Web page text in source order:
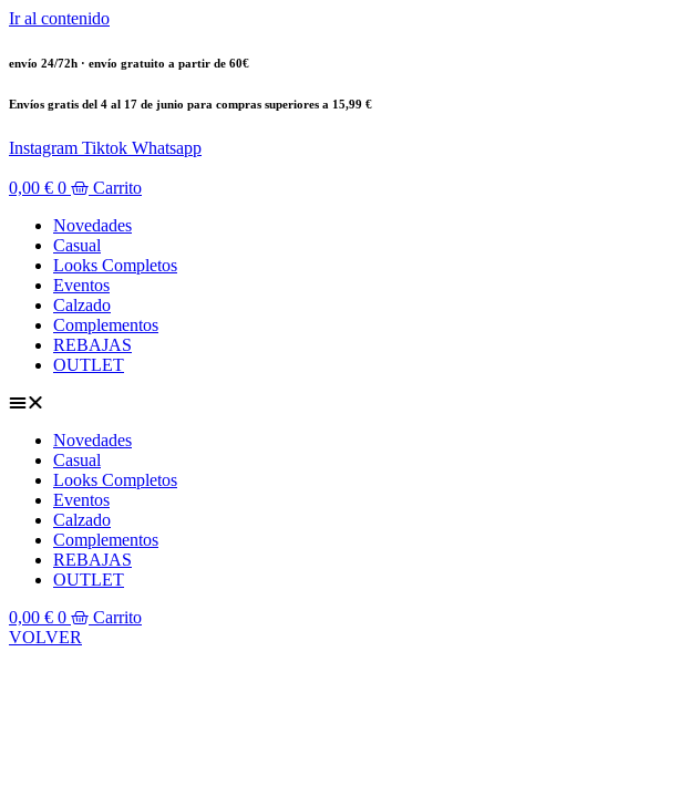
Ir al contenido
envío 24/72h · envío gratuito a partir de 60€
Envíos gratis del 4 al 17 de junio para compras superiores a 15,99 €
Instagram Tiktok Whatsapp
0,00 € 0
Carrito
Novedades
Casual
Looks Completos
Eventos
Calzado
Complementos
REBAJAS
OUTLET
Novedades
Casual
Looks Completos
Eventos
Calzado
Complementos
REBAJAS
OUTLET
0,00 € 0
Carrito
VOLVER